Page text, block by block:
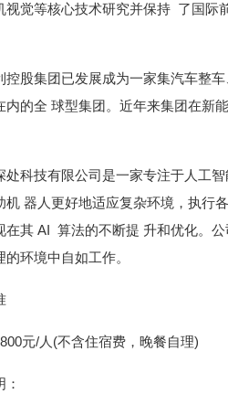
视觉等核心技术研究并保持 了国际
控股集团已发展成为一家集汽车整
内的全 球型集团。近年来集团在新
处科技有限公司是一家专注于人工
机 器人更好地适应复杂环境，执行
在其 AI 算法的不断提 升和优化。
环境中自如工作。
元/人(不含住宿费，晚餐自理)